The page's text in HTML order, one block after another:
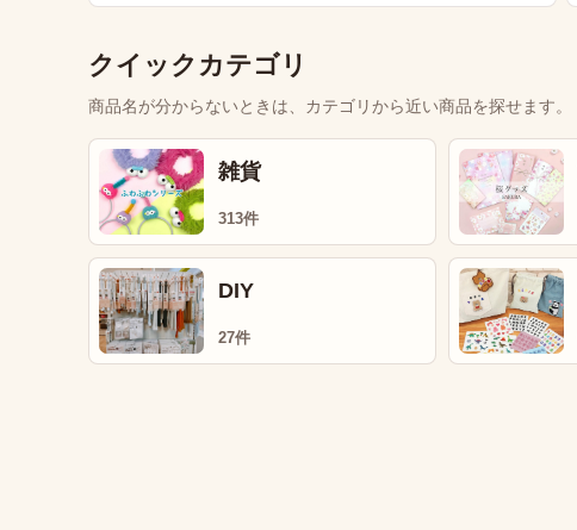
クイックカテゴリ
商品名が分からないときは、カテゴリから近い商品を探せます。
雑貨
313件
DIY
27件